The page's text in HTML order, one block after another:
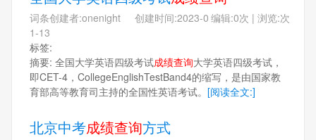
编辑:0次 | 浏览:次
词条创建者:onenight 创建时间:2023-0
1-13
标签:
摘要: 全国大学英语四级考试成绩查询大学英语四级考试，
即CET-4，CollegeEnglishTestBand4的缩写，是由国家教
育部高等教育司主持的全国性英语考试。 [阅读全文:]
北京中考成绩查询方式